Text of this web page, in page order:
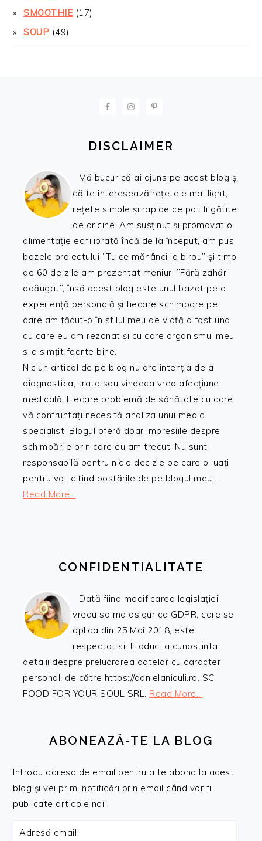
SMOOTHIE(17)
SOUP (49)
DISCLAIMER
Mă bucur că ai ajuns pe acest blog și
că te interesează rețetele mai light,
rețete simple și rapide ce pot fi gătite
de oricine. Am susținut și promovat o
alimentație echilibrată încă de la început, am pus
bazele proiectului ”Tu ce mănânci la birou” și timp
de 60 de zile am prezentat meniuri ”Fără zahăr
adăugat”, însă acest blog este unul bazat pe o
experiență personală și fiecare schimbare pe
care am făcut-o în stilul meu de viață a fost una
cu care eu am rezonat și cu care organismul meu
s-a simțit foarte bine.
Niciun articol de pe blog nu are intenția de a
diagnostica, trata sau vindeca vreo afecțiune
medicală. Fiecare problemă de sănătate cu care
vă confruntați necesită analiza unui medic
specialist. Blogul oferă doar impresiile despre
schimbările prin care eu am trecut! Nu sunt
responsabilă pentru nicio decizie pe care o luați
pentru voi, citind postările de pe blogul meu! !
Read More…
CONFIDENTIALITATE
Dată fiind modificarea legislației
vreau sa ma asigur ca GDPR, care se
aplica din 25 Mai 2018, este
respectat si iti aduc la cunostinta
detalii despre prelucrarea datelor cu caracter
personal, de către https://danielaniculi.ro, SC
FOOD FOR YOUR SOUL SRL. Read More…
ABONEAZĂ-TE LA BLOG
Introdu adresa de email pentru a te abona la acest
blog și vei primi notificări prin email când vor fi
publicate articole noi.
Adresă